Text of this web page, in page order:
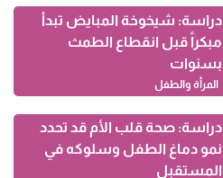
دراسة: شيخوخة المبايض تبدأ
مبكراً قبل انقطاع الطمث
بسنوات
المرأة والطفل
دراسة: صحة قلب الأم قد تحدد
نمو دماغ الطفل وسلوكه في
المستقبل